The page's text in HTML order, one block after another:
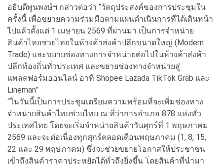
อธิบดีพูนพงษ์ฯ กล่าวต่อว่า “วัตถุประสงค์ของการประชุมใน
ครั้งนี้ เพื่อขยายความร่วมมือตามแผนดำเนินการที่ได้เดินหน้า
ไปแล้วตั้งแต่ 1 เมษายน 2569 ที่ผ่านมา เป็นการจำหน่าย
สินค้าไทยช่วยไทยในห้างค้าส่งค้าปลีกขนาดใหญ่ (Modern
Trade) และขยายช่องทางการจำหน่ายต่อไปในห้างค้าส่งค้า
ปลีกท้องถิ่นทั่วประเทศ และขยายช่องทางจำหน่ายสู่
แพลตฟอร์มออนไลน์ อาทิ Shopee Lazada TikTok Grab และ
Lineman”
“ในวันนี้เป็นการประชุมเตรียมความพร้อมที่จะเพิ่มช่องทาง
จำหน่ายสินค้าไทยช่วยไทย ณ ที่ว่าการอำเภอ 878 แห่งทั่ว
ประเทศไทย โดยจะเริ่มจำหน่ายสินค้าวันศุกร์ที่ 1 พฤษภาคม
2569 และจะต่อเนื่องทุกศุกร์ตลอดเดือนพฤษภาคม (1, 8, 15,
22 และ 29 พฤษภาคม) ซึ่งจะช่วยขยายโอกาสให้ประชาชน
เข้าถึงสินค้าราคาประหยัดได้ทั่วถึงยิ่งขึ้น โดยสินค้าที่นำมา